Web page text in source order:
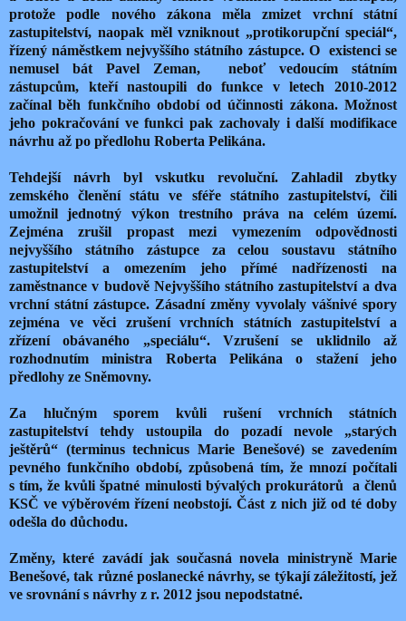
protože podle nového zákona měla zmizet vrchní státní
zastupitelství, naopak měl vzniknout „protikorupční speciál“,
řízený náměstkem nejvyššího státního zástupce. O
existenci se
nemusel bát Pavel Zeman,
neboť vedoucím státním
zástupcům, kteří nastoupili do funkce v letech 2010-2012
začínal běh funkčního období od účinnosti zákona. Možnost
jeho pokračování ve funkci pak zachovaly i další modifikace
návrhu až po předlohu Roberta Pelikána.
Tehdejší návrh byl vskutku revoluční. Zahladil zbytky
zemského členění státu ve sféře státního zastupitelství, čili
umožnil jednotný výkon trestního práva na celém území.
Zejména zrušil propast mezi vymezením odpovědnosti
nejvyššího státního zástupce za celou soustavu státního
zastupitelství a omezením jeho přímé nadřízenosti na
zaměstnance v budově Nejvyššího státního zastupitelství a dva
vrchní státní zástupce. Zásadní změny vyvolaly vášnivé spory
zejména ve věci zrušení vrchních státních zastupitelství a
zřízení obávaného „speciálu“. Vzrušení se uklidnilo až
rozhodnutím ministra Roberta Pelikána o stažení jeho
předlohy ze Sněmovny.
Za hlučným sporem kvůli rušení vrchních státních
zastupitelství tehdy ustoupila do pozadí nevole „starých
ještěrů“ (terminus technicus Marie Benešové) se zavedením
pevného funkčního období, způsobená tím, že mnozí počítali
s tím, že kvůli špatné minulosti bývalých prokurátorů
a členů
KSČ ve výběrovém řízení neobstojí. Část z nich již od té doby
odešla do důchodu.
Změny, které zavádí jak současná novela ministryně Marie
Benešové, tak různé poslanecké návrhy, se týkají záležitostí, jež
ve srovnání s návrhy z r. 2012 jsou nepodstatné.